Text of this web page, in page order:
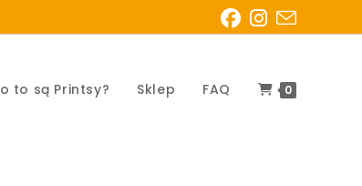
to są Printsy? Sklep FAQ 0